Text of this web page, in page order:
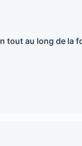
tout au long de la